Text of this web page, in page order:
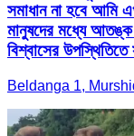
সমাধান না হবে আমি
মানুষদের মধ্যে আতঙ্ক
বিশ্বাসের
Beldanga 1,